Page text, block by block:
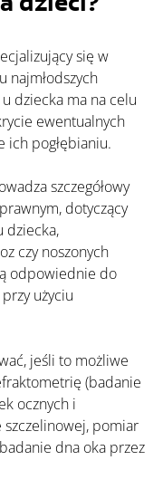
najmłodszych
dziecka ma na celu
ewentualnych
ich pogłębianiu.
dotyczący
dziecka,
czy noszonych
odpowiednie do
użyciu
jeśli to możliwe
(badanie
ocznych i
pomiar
dna oka przez